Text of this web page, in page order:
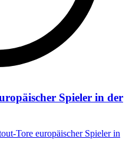
Spieler in der
Tore europäischer Spieler in